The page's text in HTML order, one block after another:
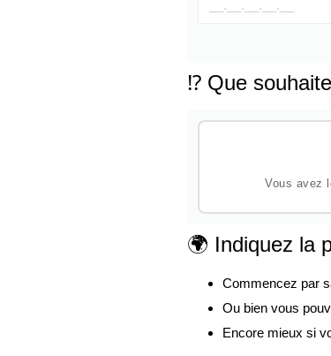
⁉️ Que
Vous avez
🌍 Indiquez la
Commencez par
Ou bien vous
Encore mieux si